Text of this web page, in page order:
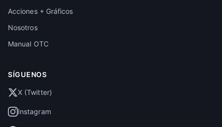
Acciones + Gráficos
Nosotros
Manual OTC
SÍGUENOS
X (Twitter)
Instagram